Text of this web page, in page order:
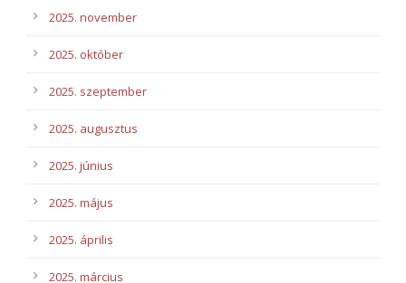
2025. november
2025. október
2025. szeptember
2025. augusztus
2025. június
2025. május
2025. április
2025. március